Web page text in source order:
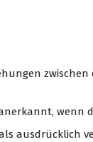
ausdrücklich